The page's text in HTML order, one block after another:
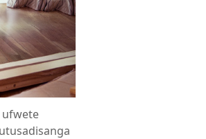
ufwete